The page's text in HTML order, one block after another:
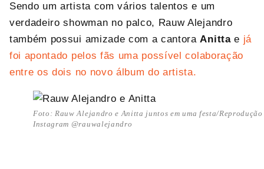
Sendo um artista com vários talentos e um
verdadeiro showman no palco, Rauw Alejandro
também possui amizade com a cantoraAnittae já
foi apontado pelos fãs uma possível colaboração
entre os dois no novo álbum do artista.
Foto: Rauw Alejandro e Anitta juntos em uma festa/Reprodução
Instagram @rauwalejandro